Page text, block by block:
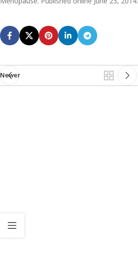
Newer